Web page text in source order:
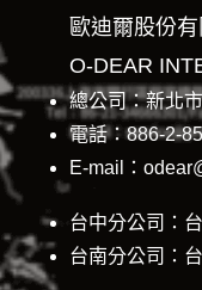
歐迪爾股份有
O-DEAR
總公司：新北
電話：886-2-
E-mail：
台中分公司：
台南分公司：